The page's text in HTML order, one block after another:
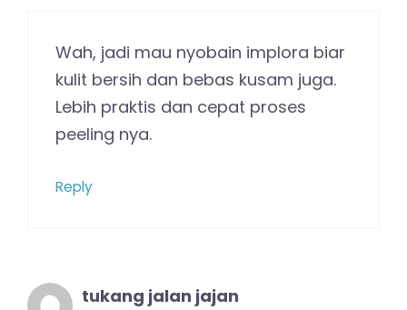
Wah, jadi mau nyobain implora biar
kulit bersih dan bebas kusam juga.
Lebih praktis dan cepat proses
peeling nya.
Reply
tukang jalan jajan